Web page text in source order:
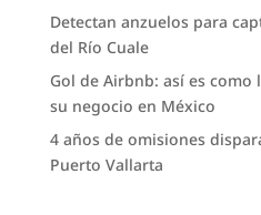
Detectan anzuelos para
del Río Cuale
Gol de Airbnb: así es
su negocio en México
4 años de omisiones
Puerto Vallarta